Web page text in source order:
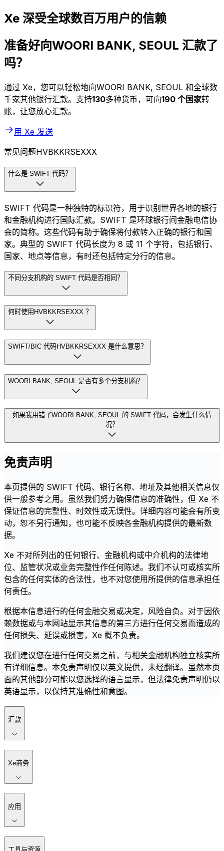
Xe 深受全球数百万用户的信赖
准备好向WOORI BANK, SEOUL 汇款了
吗？
通过 Xe，您可以轻松地向WOORI BANK, SEOUL 和全球数
千家其他银行汇款。支持130多种货币，可向190 个国家转
账，让您放心汇款。
用 Xe 发送
常见问题HVBKKRSEXXX
什么是 SWIFT 代码？
SWIFT 代码是一种独特的标识符，用于识别世界各地的银行
和金融机构进行国际汇款。SWIFT 是环球银行间金融电信协
会的简称。这些代码有助于确保将付款转入正确的银行和国
家。典型的 SWIFT 代码长度为 8 或 11 个字符，包括银行、
国家、地点等信息，有时还包括特定分行的信息。
不同分支机构的 SWIFT 代码是否相同？
何时使用HVBKKRSEXXX ？
SWIFT/BIC 代码HVBKKRSEXXX 是什么意思？
WOORI BANK, SEOUL 是否有多个分支机构？
如果我用错了WOORI BANK, SEOUL 的 SWIFT 代码，会发生什么情
况？
免责声明
本页提供的 SWIFT 代码、银行名称、地址及其他相关信息仅
供一般参考之用。虽然我们努力确保信息的准确性，但 Xe 不
保证信息的完整性、时效性或无误性。详细内容可能会有所变
动，恕不另行通知，也可能不反映各金融机构提供的最新数
据。
Xe 不对所列出的任何银行、金融机构或中介机构的法律地
位、监管状况或业务完整性作任何陈述。我们不认可或核实所
包含的任何实体的合法性，也不对您使用所提供的信息承担任
何责任。
根据本信息进行的任何金融交易或决定，风险自负。对于因依
赖数据或与本网站显示其信息的第三方进行任何交易而造成的
任何损失、延误或损害，Xe 概不负责。
我们建议您在进行任何交易之前，与相关金融机构独立核实所
有详细信息。本免责声明仅以英文提供，未经翻译。虽然本页
面的其他部分可能以您选择的语言显示，但法律免责声明仍以
英语显示，以保持其准确性和意图。
汇款
Xe商务
应用